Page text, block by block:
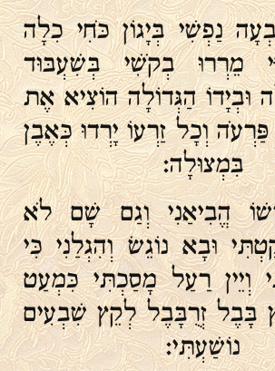
נַפְשִׁי בְּיָגוֹן כֹּחִי כִלָה
מֵרְרוּ בְקֹשִׁי בְּשִׁעְבּוּד
וּבְיָדוֹ הַגְּדוֹלָה הוֹצִיא אֶת
וְכָל זַרְעוֹ יָרְדוּ כְּאֶבֶן
בִּמְצוּלָה:
הֱבִיאַנִי וְגַם שָׁם לֹא
וּבָא נוֹגֵשׂ וְהִגְלַנִי כִּי
וְיֵין רַעַל מָסַכְתִּי כִּמְעַט
בָּבֶל זְרֻבָּבֶל לְקֵץ שִׁבְעִים
נוֹשַׁעְתִּי: